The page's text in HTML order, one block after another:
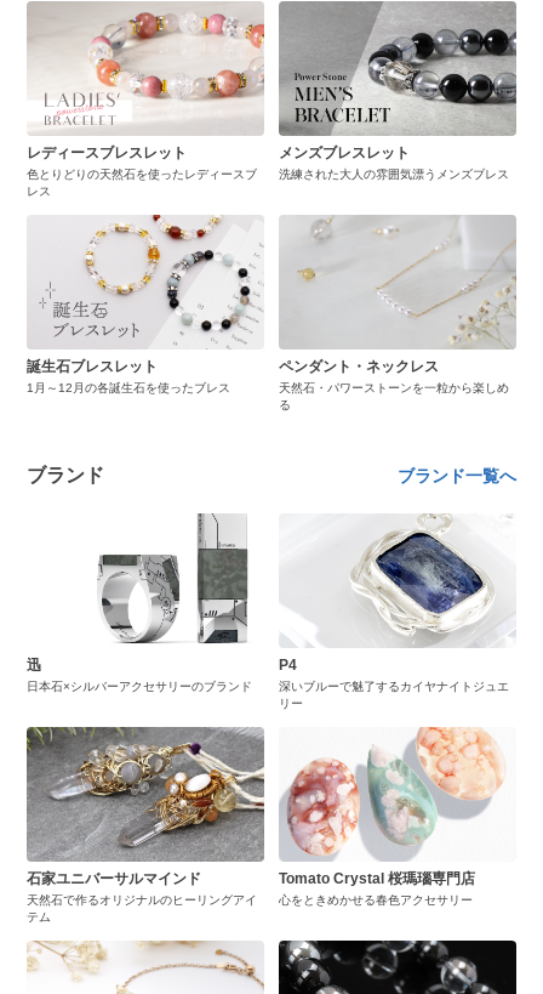
レディースブレスレット
色とりどりの天然石を使ったレディースブ
レス
メンズブレスレット
洗練された大人の雰囲気漂うメンズブレス
誕生石ブレスレット
1月～12月の各誕生石を使ったブレス
ペンダント・ネックレス
天然石・パワーストーンを一粒から楽しめ
る
ブランド ブランド一覧へ
迅
日本石×シルバーアクセサリーのブランド
P4
深いブルーで魅了するカイヤナイトジュエ
リー
石家ユニバーサルマインド
天然石で作るオリジナルのヒーリングアイ
テム
Tomato Crystal 桜瑪瑙専門店
心をときめかせる春色アクセサリー